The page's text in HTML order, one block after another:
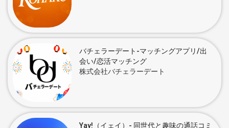
バチェラーデート-マッチングアプリ/出
会い/恋活マッチング
株式会社バチェラーデート
Yay!（イェイ）- 同世代と趣味の通話コミ